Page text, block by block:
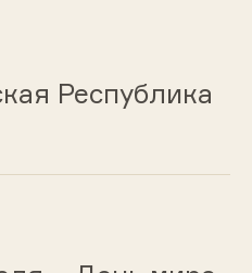
Республика